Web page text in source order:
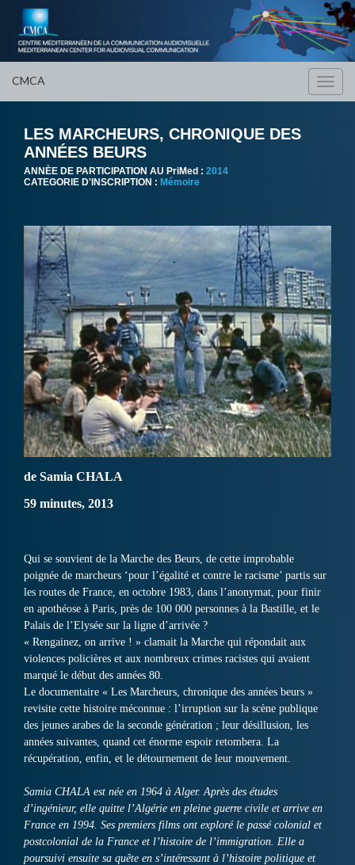
CMCA
LES MARCHEURS, CHRONIQUE DES
ANNÉES BEURS
ANNÈE DE PARTICIPATION AU PriMed : 2014
CATEGORIE D'INSCRIPTION : Mémoire
de Samia CHALA
59 minutes, 2013
Qui se souvient de la Marche des Beurs, de cette improbable
poignée de marcheurs ‘pour l’égalité et contre le racisme’ partis sur
les routes de France, en octobre 1983, dans l’anonymat, pour finir
en apothéose à Paris, près de 100 000 personnes à la Bastille, et le
Palais de l’Elysée sur la ligne d’arrivée ?
« Rengainez, on arrive ! » clamait la Marche qui répondait aux
violences policières et aux nombreux crimes racistes qui avaient
marqué le début des années 80.
Le documentaire « Les Marcheurs, chronique des années beurs »
revisite cette histoire méconnue : l’irruption sur la scène publique
des jeunes arabes de la seconde génération ; leur désillusion, les
années suivantes, quand cet énorme espoir retombera. La
récupération, enfin, et le détournement de leur mouvement.
Samia CHALA est née en 1964 à Alger. Après des études
d’ingénieur, elle quitte l’Algérie en pleine guerre civile et arrive en
France en 1994. Ses premiers films ont exploré le passé colonial et
postcolonial de la France et l’histoire de l’immigration. Elle a
poursuivi ensuite sa quête en s’intéressant à l’histoire politique et